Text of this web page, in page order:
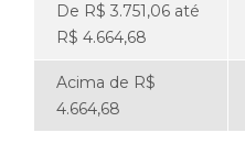
De R$ 3.751,06 até
R$ 4.664,68
Acima de R$
4.664,68